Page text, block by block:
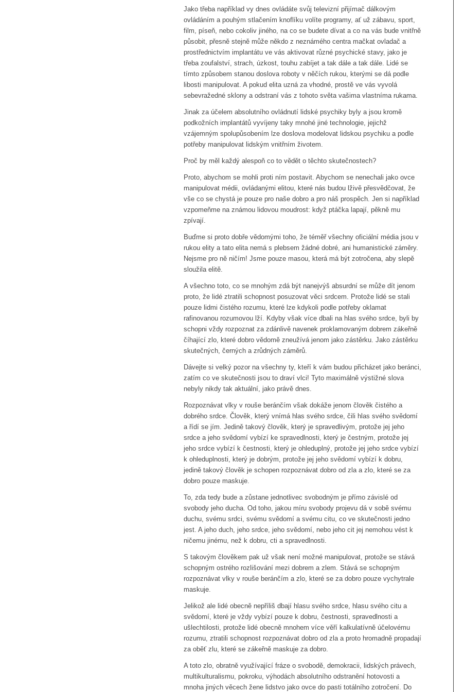
Jako třeba například vy dnes ovládáte svůj televizní přijímač dálkovým
ovládáním a pouhým stlačením knoflíku volíte programy, ať už zábavu, sport,
film, píseň, nebo cokoliv jiného, ​​na co se budete dívat a co na vás bude vnitřně
působit, přesně stejně může někdo z neznámého centra mačkat ovladač a
prostřednictvím implantátu ve vás aktivovat různé psychické stavy, jako je
třeba zoufalství, strach, úzkost, touhu zabíjet a tak dále a tak dále. Lidé se
tímto způsobem stanou doslova roboty v něčích rukou, kterými se dá podle
libosti manipulovat. A pokud elita uzná za vhodné, prostě ve vás vyvolá
sebevražedné sklony a odstraní vás z tohoto světa vašima vlastníma rukama.
Jinak za účelem absolutního ovládnutí lidské psychiky byly a jsou kromě
podkožních implantátů vyvíjeny taky mnohé jiné technologie, jejichž
vzájemným spolupůsobením lze doslova modelovat lidskou psychiku a podle
potřeby manipulovat lidským vnitřním životem.
Proč by měl každý alespoň co to vědět o těchto skutečnostech?
Proto, abychom se mohli proti ním postavit. Abychom se nenechali jako ovce
manipulovat médii, ovládanými elitou, které nás budou lživě přesvědčovat, že
vše co se chystá je pouze pro naše dobro a pro náš prospěch. Jen si například
vzpomeňme na známou lidovou moudrost: když ptáčka lapají, pěkně mu
zpívají.
Buďme si proto dobře vědomými toho, že téměř všechny oficiální média jsou v
rukou elity a tato elita nemá s plebsem žádné dobré, ani humanistické záměry.
Nejsme pro ně ničím! Jsme pouze masou, která má být zotročena, aby slepě
sloužila elitě.
A všechno toto, co se mnohým zdá být nanejvýš absurdní se může dít jenom
proto, že lidé ztratili schopnost posuzovat věci srdcem. Protože lidé se stali
pouze lidmi čistého rozumu, které lze kdykoli podle potřeby oklamat
rafinovanou rozumovou lží. Kdyby však více dbali na hlas svého srdce, byli by
schopni vždy rozpoznat za zdánlivě navenek proklamovaným dobrem zákeřně
číhající zlo, které dobro vědomě zneužívá jenom jako zástěrku. Jako zástěrku
skutečných, černých a zrůdných záměrů.
Dávejte si velký pozor na všechny ty, kteří k vám budou přicházet jako beránci,
zatím co ve skutečnosti jsou to draví vlci! Tyto maximálně výstižné slova
nebyly nikdy tak aktuální, jako právě dnes.
Rozpoznávat vlky v rouše beránčím však dokáže jenom člověk čistého a
dobrého srdce. Člověk, který vnímá hlas svého srdce, čili hlas svého svědomí
a řídí se jím. Jedině takový člověk, který je spravedlivým, protože jej jeho
srdce a jeho svědomí vybízí ke spravedlnosti, který je čestným, protože jej
jeho srdce vybízí k čestnosti, který je ohleduplný, protože jej jeho srdce vybízí
k ohleduplnosti, který je dobrým, protože jej jeho svědomí vybízí k dobru,
jedině takový člověk je schopen rozpoznávat dobro od zla a zlo, které se za
dobro pouze maskuje.
To, zda tedy bude a zůstane jednotlivec svobodným je přímo závislé od
svobody jeho ducha. Od toho, jakou míru svobody projevu dá v sobě svému
duchu, svému srdci, svému svědomí a svému citu, co ve skutečnosti jedno
jest. A jeho duch, jeho srdce, jeho svědomí, nebo jeho cit jej nemohou vést k
ničemu jinému, než k dobru, cti a spravedlnosti.
S takovým člověkem pak už však není možné manipulovat, protože se stává
schopným ostrého rozlišování mezi dobrem a zlem. Stává se schopným
rozpoznávat vlky v rouše beránčím a zlo, které se za dobro pouze vychytrale
maskuje.
Jelikož ale lidé obecně nepříliš dbají hlasu svého srdce, hlasu svého citu a
svědomí, které je vždy vybízí pouze k dobru, čestnosti, spravedlnosti a
ušlechtilosti, protože lidé obecně mnohem více věří kalkulatívně účelovému
rozumu, ztratili schopnost rozpoznávat dobro od zla a proto hromadně propadají
za oběť zlu, které se zákeřně maskuje za dobro.
A toto zlo, obratně využívající fráze o svobodě, demokracii, lidských právech,
multikulturalismu, pokroku, výhodách absolutního odstranění hotovosti a
mnoha jiných věcech žene lidstvo jako ovce do pasti totálního zotročení. Do